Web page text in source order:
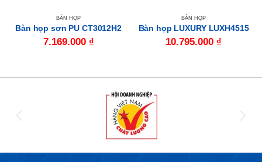
BÀN HỌP
Bàn họp sơn PU CT3012H2
7.169.000 ₫
BÀN HỌP
Bàn họp LUXURY LUXH4515
10.795.000 ₫